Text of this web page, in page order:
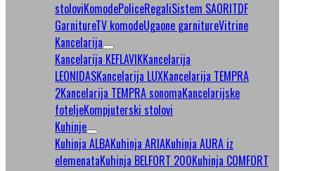
stoloviKomodePoliceRegaliSistem SAORITDF
GarnitureTV komodeUgaone garnitureVitrine
Kancelarija
Kancelarija KEFLAVIKKancelarija
LEONIDASKancelarija LUXKancelarija TEMPRA
2Kancelarija TEMPRA sonomaKancelarijske
foteljeKompjuterski stolovi
Kuhinje
Kuhinja ALBAKuhinja ARIAKuhinja AURA iz
elemenataKuhinja BELFORT 200Kuhinja COMFORT